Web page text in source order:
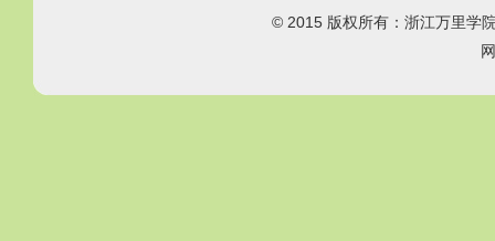
© 2015 版权所有：浙江万里学